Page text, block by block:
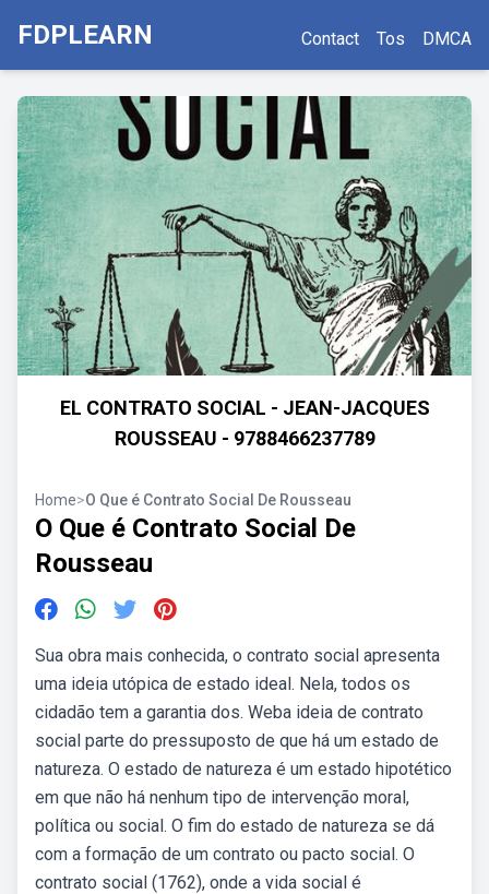
FDPLEARN Contact Tos DMCA
EL CONTRATO SOCIAL - JEAN-JACQUES
ROUSSEAU - 9788466237789
Home>O Que é Contrato Social De Rousseau
O Que é Contrato Social De
Rousseau
Sua obra mais conhecida, o contrato social apresenta
uma ideia utópica de estado ideal. Nela, todos os
cidadão tem a garantia dos. Weba ideia de contrato
social parte do pressuposto de que há um estado de
natureza. O estado de natureza é um estado hipotético
em que não há nenhum tipo de intervenção moral,
política ou social. O fim do estado de natureza se dá
com a formação de um contrato ou pacto social. O
contrato social (1762), onde a vida social é